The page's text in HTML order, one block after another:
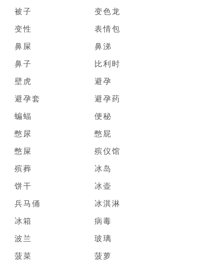
被子
变色龙
变性
表情包
鼻屎
鼻涕
鼻子
比利时
壁虎
避孕
避孕套
避孕药
蝙蝠
便秘
憋尿
憋屁
憋屎
殡仪馆
殡葬
冰岛
饼干
冰壶
兵马俑
冰淇淋
冰箱
病毒
波兰
玻璃
菠菜
菠萝